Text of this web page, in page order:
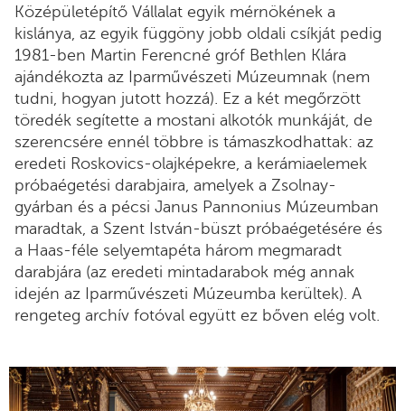
Középületépítő Vállalat egyik mérnökének a
kislánya, az egyik függöny jobb oldali csíkját pedig
1981-ben Martin Ferencné gróf Bethlen Klára
ajándékozta az Iparművészeti Múzeumnak (nem
tudni, hogyan jutott hozzá). Ez a két megőrzött
töredék segítette a mostani alkotók munkáját, de
szerencsére ennél többre is támaszkodhattak: az
eredeti Roskovics-olajképekre, a kerámiaelemek
próbaégetési darabjaira, amelyek a Zsolnay-
gyárban és a pécsi Janus Pannonius Múzeumban
maradtak, a Szent István-büszt próbaégetésére és
a Haas-féle selyemtapéta három megmaradt
darabjára (az eredeti mintadarabok még annak
idején az Iparművészeti Múzeumba kerültek). A
rengeteg archív fotóval együtt ez bőven elég volt.